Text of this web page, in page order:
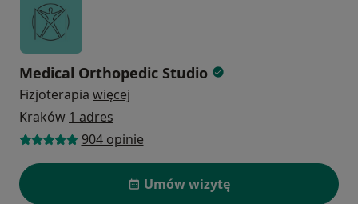
Medical Orthopedic Studio
Fizjoterapia więcej
Kraków 1 adres
904 opinie
Umów wizytę